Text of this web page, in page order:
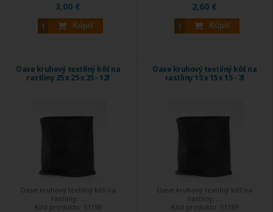
3,00 €
Kúpiť
2,60 €
Kúpiť
Oase kruhový textilný kôš na
rastliny 25 x 25 x 25 - 12l
Oase kruhový textilný kôš na
rastliny, ...
Kód produktu: 51190
Oase kruhový textilný kôš na
rastliny 15 x 15 x 15 - 3l
Oase kruhový textilný kôš na
rastliny, ...
Kód produktu: 51189